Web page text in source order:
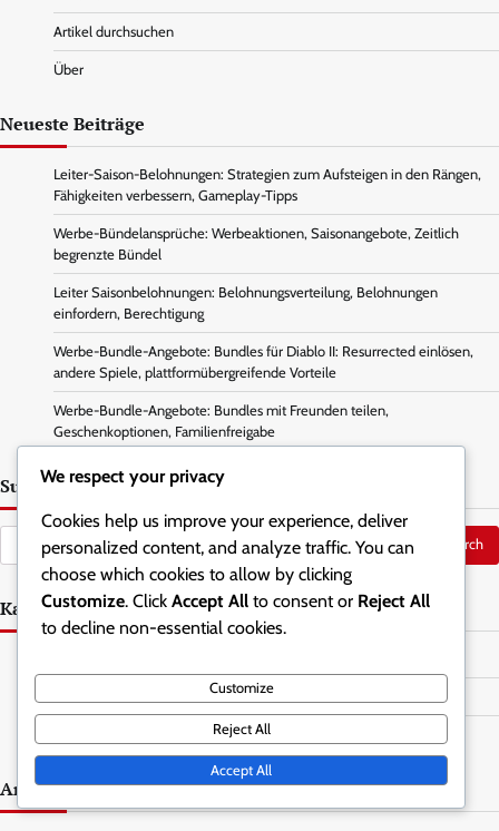
Artikel durchsuchen
Über
Neueste Beiträge
Leiter-Saison-Belohnungen: Strategien zum Aufsteigen in den Rängen,
Fähigkeiten verbessern, Gameplay-Tipps
Werbe-Bündelansprüche: Werbeaktionen, Saisonangebote, Zeitlich
begrenzte Bündel
Leiter Saisonbelohnungen: Belohnungsverteilung, Belohnungen
einfordern, Berechtigung
Werbe-Bundle-Angebote: Bundles für Diablo II: Resurrected einlösen,
andere Spiele, plattformübergreifende Vorteile
Werbe-Bundle-Angebote: Bundles mit Freunden teilen,
Geschenkoptionen, Familienfreigabe
Suche
for:
Kategorien
Leiter-Saisonbelohnungen
Archiv
We respect your privacy
Cookies help us improve your experience, deliver
personalized content, and analyze traffic. You can
choose which cookies to allow by clicking
Customize. Click Accept All to consent or Reject All
to decline non-essential cookies.
Customize
Reject All
Accept All